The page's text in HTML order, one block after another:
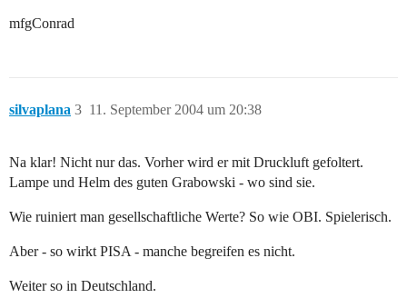
mfgConrad
silvaplana 11. September 2004 um 20:38
3
Na klar! Nicht nur das. Vorher wird er mit Druckluft gefoltert.
Lampe und Helm des guten Grabowski - wo sind sie.
Wie ruiniert man gesellschaftliche Werte? So wie OBI. Spielerisch.
Aber - so wirkt PISA - manche begreifen es nicht.
Weiter so in Deutschland.